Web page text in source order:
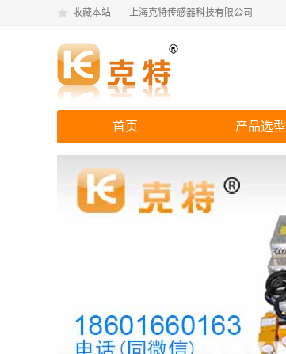
收藏本站 上海克特传感器科技有限公司
首页 产品选型